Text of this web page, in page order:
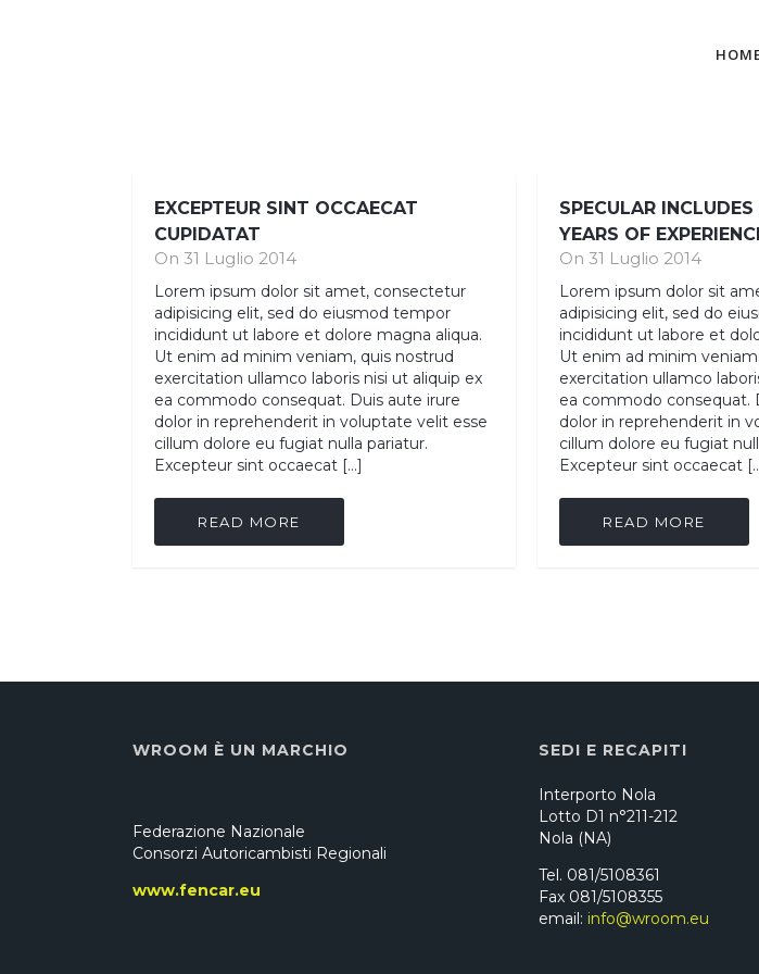
EXCEPTEUR SINT OCCAECAT
CUPIDATAT
On 31 Luglio 2014
Lorem ipsum dolor sit amet, consectetur
adipisicing elit, sed do eiusmod tempor
incididunt ut labore et dolore magna aliqua.
Ut enim ad minim veniam, quis nostrud
exercitation ullamco laboris nisi ut aliquip ex
ea commodo consequat. Duis aute irure
dolor in reprehenderit in voluptate velit esse
cillum dolore eu fugiat nulla pariatur.
Excepteur sint occaecat […]
READ MORE
SPECULAR
YEARS OF
On 31 Luglio 2014
Lorem ipsum dolor sit
adipisicing elit, sed do
incididunt ut labore et
Ut enim ad minim
exercitation ullamco
ea commodo consequat.
dolor in reprehenderit in
cillum dolore eu fugiat
Excepteur sint occaecat
READ MORE
WROOM È UN MARCHIO
Federazione Nazionale
Consorzi Autoricambisti Regionali
www.fencar.eu
SEDI E RECAPITI
Interporto Nola
Lotto D1 n°211-212
Nola (NA)
Tel. 081/5108361
Fax 081/5108355
email: info@wroom.eu